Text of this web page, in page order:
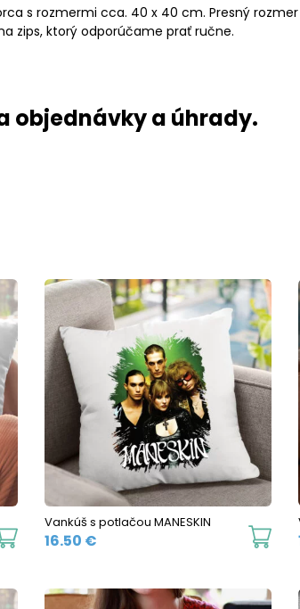
s rozmermi cca. 40 x 40 cm. Presný
zips, ktorý odporúčame prať ručne.
objednávky a úhrady.
Vankúš s potlačou MANESKIN
16.50 €